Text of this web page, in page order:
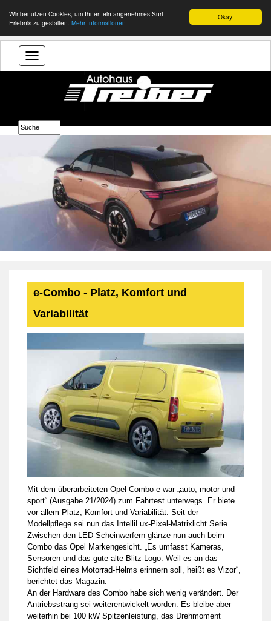
Okay!
Wir benutzen Cookies, um Ihnen ein angenehmes Surf-
Erlebnis zu gestalten. Mehr Informationen
e-Combo - Platz, Komfort und
Variabilität
Mit dem überarbeiteten Opel Combo-e war „auto, motor und
sport“ (Ausgabe 21/2024) zum Fahrtest unterwegs. Er biete
vor allem Platz, Komfort und Variabilität. Seit der
Modellpflege sei nun das IntelliLux-Pixel-Matrixlicht Serie.
Zwischen den LED-Scheinwerfern glänze nun auch beim
Combo das Opel Markengesicht. „Es umfasst Kameras,
Sensoren und das gute alte Blitz-Logo. Weil es an das
Sichtfeld eines Motorrad-Helms erinnern soll, heißt es Vizor“,
berichtet das Magazin.
An der Hardware des Combo habe sich wenig verändert. Der
Antriebsstrang sei weiterentwickelt worden. Es bleibe aber
weiterhin bei 100 kW Spitzenleistung, das Drehmoment